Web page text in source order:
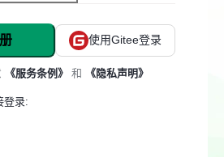
使用Gitee登录
《服务条例》 和 《隐私声明》
登录: